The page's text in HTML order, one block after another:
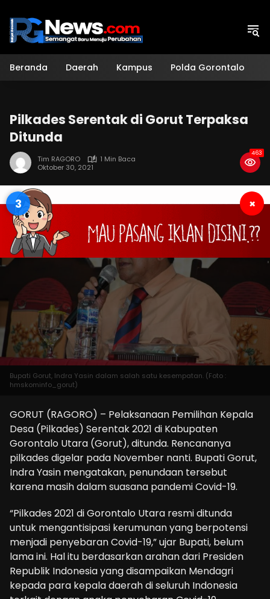
konten
Beranda Daerah Kampus Polda Gorontalo
Pilkades Serentak di Gorut Terpaksa
Ditunda
Tim RAGORO
1 Min Baca
Oktober 30, 2021
463
2 ×
Bupati Gorut, Indra Yasin dalam salah satu kesempatan. (Foto :
hmskominfo_gorut)
GORUT (RAGORO) – Pelaksanaan Pemilihan Kepala
Desa (Pilkades) Serentak 2021 di Kabupaten
Gorontalo Utara (Gorut), ditunda. Rencananya
pilkades digelar pada November nanti. Bupati Gorut,
Indra Yasin mengatakan, penundaan tersebut
karena masih dalam suasana pandemi Covid-19.
“Pilkades 2021 di Gorontalo Utara resmi ditunda
untuk mengantisipasi kerumunan yang berpotensi
menjadi penyebaran Covid-19,” ujar Bupati, belum
lama ini. Hal itu berdasarkan arahan dari Presiden
Republik Indonesia yang disampaikan Mendagri
kepada para kepala daerah di seluruh Indonesia